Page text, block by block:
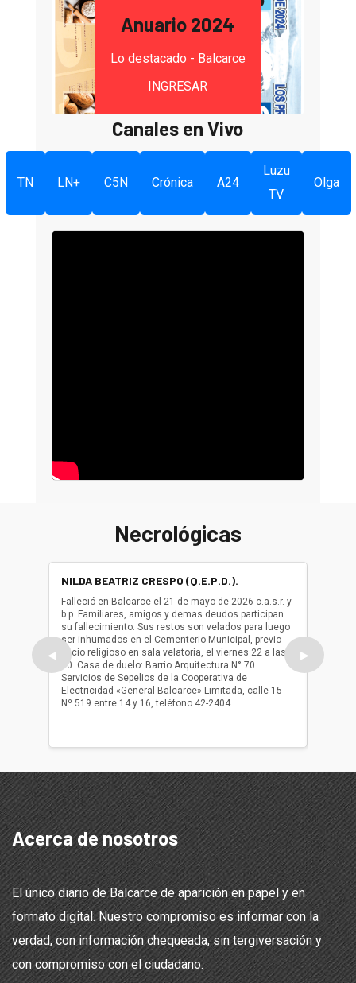
Anuario 2024
Lo destacado - Balcarce
INGRESAR
Canales en Vivo
TN LN+ C5N Crónica A24
Luzu
TV
Olga
Necrológicas
◀
NILDA BEATRIZ CRESPO (Q.E.P.D.).
Falleció en Balcarce el 21 de mayo de 2026 c.a.s.r. y
b.p. Familiares, amigos y demas deudos participan
su fallecimiento. Sus restos son velados para luego
ser inhumados en el Cementerio Municipal, previo
oficio religioso en sala velatoria, el viernes 22 a las
10. Casa de duelo: Barrio Arquitectura N° 70.
Servicios de Sepelios de la Cooperativa de
Electricidad «General Balcarce» Limitada, calle 15
Nº 519 entre 14 y 16, teléfono 42-2404.
ser
oficio
▶
Acerca de nosotros
El único diario de Balcarce de aparición en papel y en
formato digital. Nuestro compromiso es informar con la
verdad, con información chequeada, sin tergiversación y
con compromiso con el ciudadano.